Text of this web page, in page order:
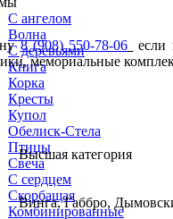
С ангелом
Волна
С деревьями
Книга
Корка
Кресты
Купол
Обелиск-Стела
Птицы
Свеча
С сердцем
Скорбащая
Комбинированные
8 (908) 550-78-06
если
мемориальные
Высшая категория
Винга, Габбро,